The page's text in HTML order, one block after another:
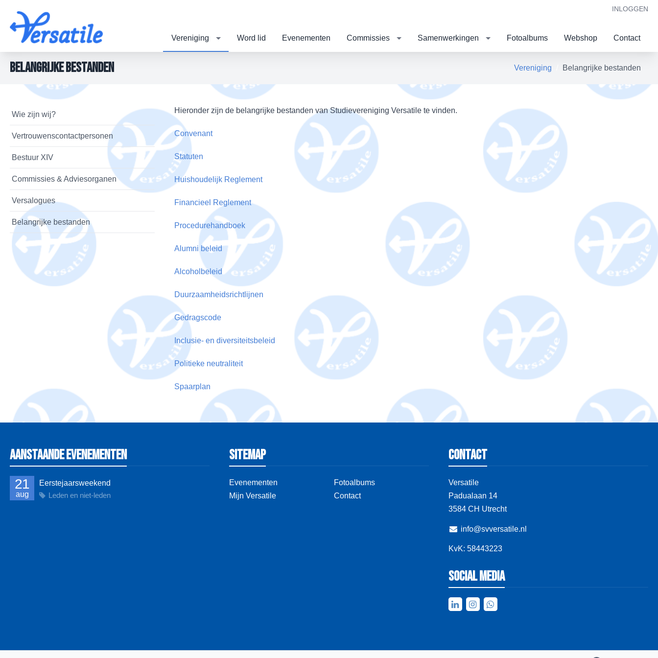
INLOGGEN
Vereniging Word lid Evenementen Commissies Samenwerkingen Fotoalbums Webshop Contact
Vereniging Belangrijke bestanden
Belangrijke bestanden
Wie zijn wij?
Vertrouwenscontactpersonen
Bestuur XIV
Commissies & Adviesorganen
Versalogues
Belangrijke bestanden
Hieronder zijn de belangrijke bestanden van Studievereniging Versatile te vinden.
Convenant
Statuten
Huishoudelijk Reglement
Financieel Reglement
Procedurehandboek
Alumni beleid
Alcoholbeleid
Duurzaamheidsrichtlijnen
Gedragscode
Inclusie- en diversiteitsbeleid
Politieke neutraliteit
Spaarplan
Aanstaande evenementen
21
aug
Eerstejaarsweekend
Leden en niet-leden
Sitemap
Evenementen
Mijn Versatile
Fotoalbums
Contact
Contact
Versatile
Padualaan 14
3584 CH Utrecht
info@svversatile.nl
KvK: 58443223
Social media